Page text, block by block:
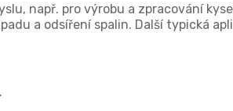
např. pro výrobu a zpracování
a odsíření spalin. Další typická